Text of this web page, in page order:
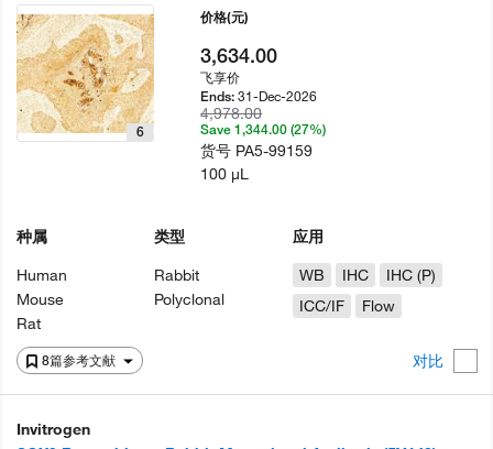
8篇参考文献 对比
6
种属
Human
Mouse
Rat
类型
Rabbit
Polyclonal
应用
WB
IHC
IHC (P)
ICC/IF
Flow
价格(元)
3,634.00
飞享价
Ends:31-Dec-2026
4,978.00
Save 1,344.00 (27%)
货号 PA5-99159
100 µL
Invitrogen